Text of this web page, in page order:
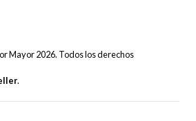
Mayor 2026. Todos los derechos
.